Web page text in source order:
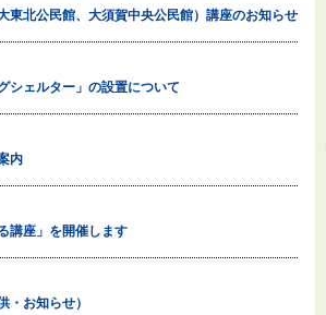
東北公民館、大須賀中央公民館）講座のお知らせ
シェルター」の設置について
内
講座」を開催します
・お知らせ）